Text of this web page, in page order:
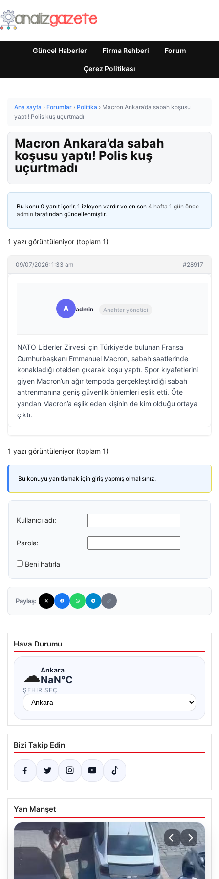
Güncel Haberler Firma Rehberi Forum
Çerez Politikası
Ana sayfa › Forumlar › Politika › Macron Ankara’da sabah koşusu
yaptı! Polis kuş uçurtmadı
Macron Ankara’da sabah
koşusu yaptı! Polis kuş
uçurtmadı
Bu konu 0 yanıt içerir, 1 izleyen vardır ve en son 4 hafta 1 gün önce
admin tarafından güncellenmiştir.
1 yazı görüntüleniyor (toplam 1)
09/07/2026: 1:33 am #28917
A admin Anahtar yönetici
NATO Liderler Zirvesi için Türkiye’de bulunan Fransa
Cumhurbaşkanı Emmanuel Macron, sabah saatlerinde
konakladığı otelden çıkarak koşu yaptı. Spor kıyafetlerini
giyen Macron’un ağır tempoda gerçekleştirdiği sabah
antrenmanına geniş güvenlik önlemleri eşlik etti. Öte
yandan Macron’a eşlik eden kişinin de kim olduğu ortaya
çıktı.
1 yazı görüntüleniyor (toplam 1)
Bu konuyu yanıtlamak için giriş yapmış olmalısınız.
Kullanıcı adı:
Parola:
Beni hatırla
Paylaş:
Hava Durumu
☁Ankara
NaN°C
ŞEHIR SEÇ
Bizi Takip Edin
Yan Manşet